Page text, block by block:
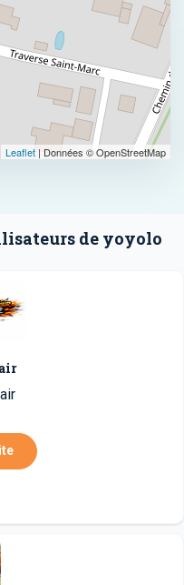
Leaflet | Données © OpenStreetMap
de yoyolo